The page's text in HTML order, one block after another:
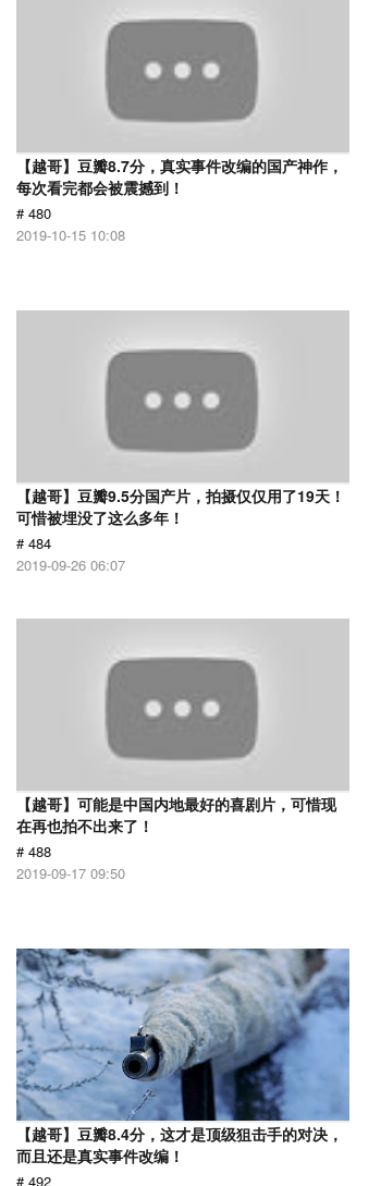
【越哥】豆瓣8.7分，真实事件改编的国产神作，
每次看完都会被震撼到！
# 480
2019-10-15 10:08
【越哥】豆瓣9.5分国产片，拍摄仅仅用了19天！
可惜被埋没了这么多年！
# 484
2019-09-26 06:07
【越哥】可能是中国内地最好的喜剧片，可惜现
在再也拍不出来了！
# 488
2019-09-17 09:50
【越哥】豆瓣8.4分，这才是顶级狙击手的对决，
而且还是真实事件改编！
# 492